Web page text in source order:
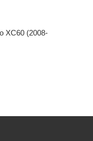
XC60 (2008-